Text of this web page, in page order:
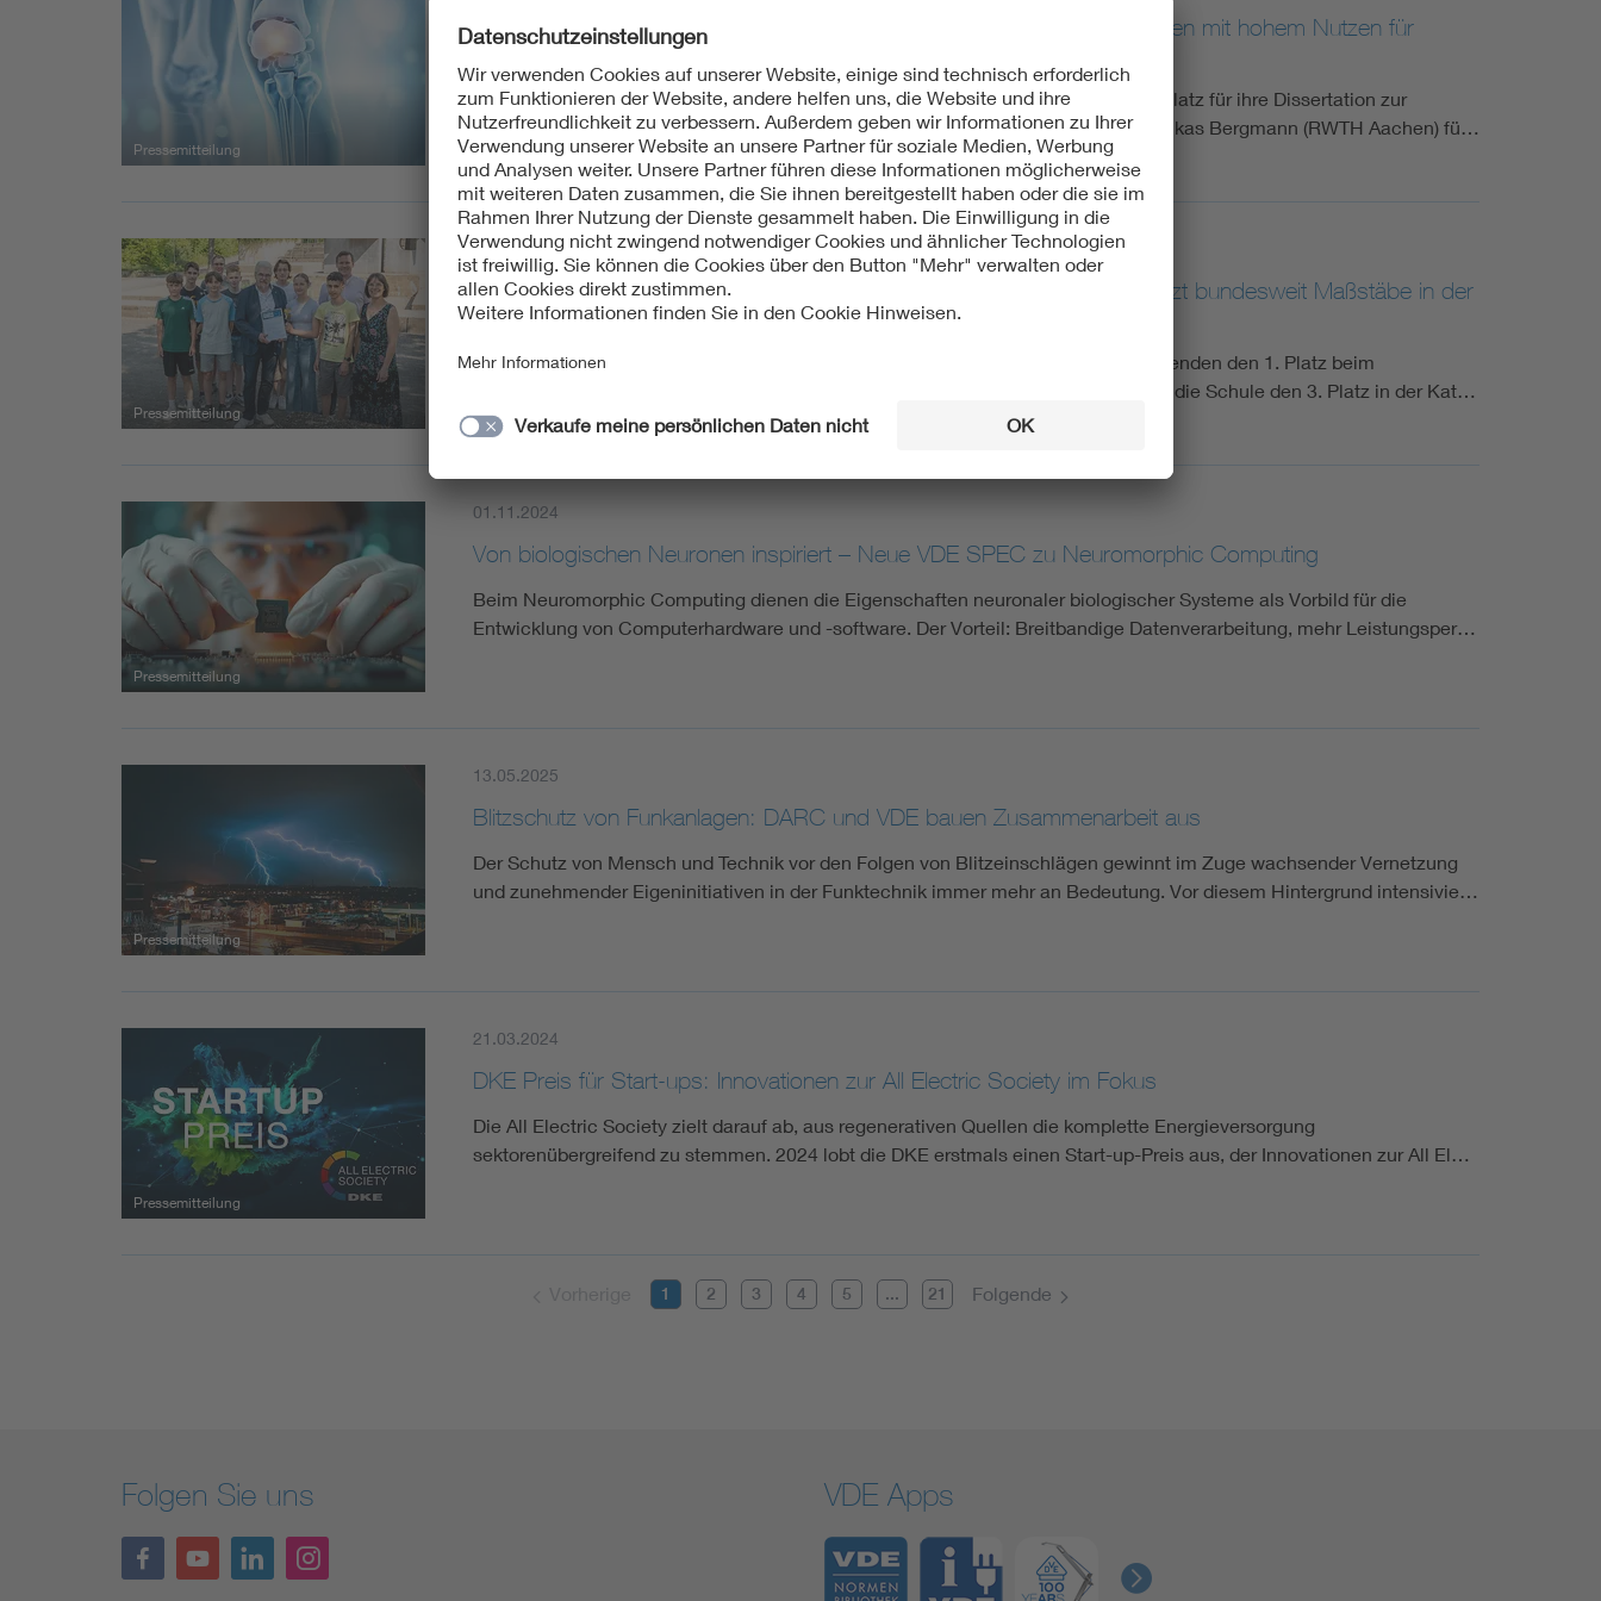
Pressemitteilung
Prothetik, Exoskelett, Organ-on-a-Chip: Klee-Preis 2025 geht an Arbeiten mit hohem Nutzen für
Patienten
Dr.-Ing. Sonja Ehreiser (RWTH Aachen) erreicht beim Klee-Preis 2025 den ersten Platz für ihre Dissertation zur
besseren Versorgung von Patienten mit Knie-Prothesen. Platz 2 geht an Dr.-Ing. Lukas Bergmann (RWTH Aachen) fü…
Pressemitteilung
31.07.2026
Doppelerfolg für Schweinfurt: Alexander-von-Humboldt-Gymnasium setzt bundesweit Maßstäbe in der
MINT-Bildung
Das Alexander-von-Humboldt-Gymnasium Schweinfurt gewinnt mit 140 Teilnehmenden den 1. Platz beim
bundesweiten INVENT a CHIP-Schulpreis und erhält 750 Euro. Zusätzlich erreicht die Schule den 3. Platz in der Kat…
Pressemitteilung
01.11.2024
Von biologischen Neuronen inspiriert – Neue VDE SPEC zu Neuromorphic Computing
Beim Neuromorphic Computing dienen die Eigenschaften neuronaler biologischer Systeme als Vorbild für die
Entwicklung von Computerhardware und -software. Der Vorteil: Breitbandige Datenverarbeitung, mehr Leistungsper…
Pressemitteilung
13.05.2025
Blitzschutz von Funkanlagen: DARC und VDE bauen Zusammenarbeit aus
Der Schutz von Mensch und Technik vor den Folgen von Blitzeinschlägen gewinnt im Zuge wachsender Vernetzung
und zunehmender Eigeninitiativen in der Funktechnik immer mehr an Bedeutung. Vor diesem Hintergrund intensivie…
Pressemitteilung
21.03.2024
DKE Preis für Start-ups: Innovationen zur All Electric Society im Fokus
Die All Electric Society zielt darauf ab, aus regenerativen Quellen die komplette Energieversorgung
sektorenübergreifend zu stemmen. 2024 lobt die DKE erstmals einen Start-up-Preis aus, der Innovationen zur All El…
1 2 3 4 5 ... 21 Folgende
Folgen Sie uns VDE Apps